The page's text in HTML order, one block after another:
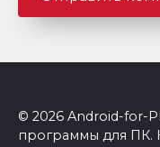
© 2026 Android-for-
программы для ПК.